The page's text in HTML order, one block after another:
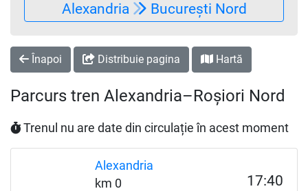
Alexandria București Nord
Înapoi Distribuie pagina Hartă
Parcurs tren Alexandria–Roșiori Nord
Trenul nu are date din circulație în acest moment
Alexandria
km 0
17:40